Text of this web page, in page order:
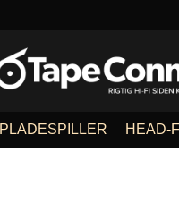
PLADESPILLER HEAD-FI